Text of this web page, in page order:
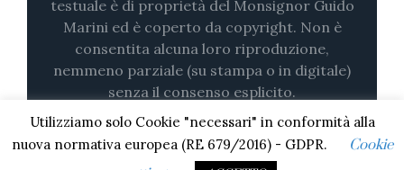
testuale è di proprietà del Monsignor Guido
Marini ed è coperto da copyright. Non è
consentita alcuna loro riproduzione,
nemmeno parziale (su stampa o in digitale)
senza il consenso esplicito.
Utilizziamo solo Cookie "necessari" in conformità alla
nuova normativa europea (RE 679/2016) - GDPR.
Cookie